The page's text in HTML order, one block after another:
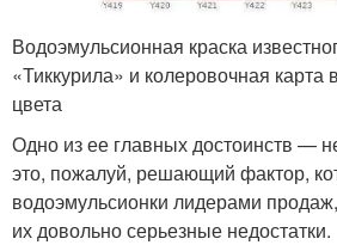
Водоэмульсионная краска
«Тиккурила» и колеровочная карта
цвета
Одно из ее главных достоинств —
это, пожалуй, решающий фактор,
водоэмульсионки лидерами
их довольно серьезные недостатки.